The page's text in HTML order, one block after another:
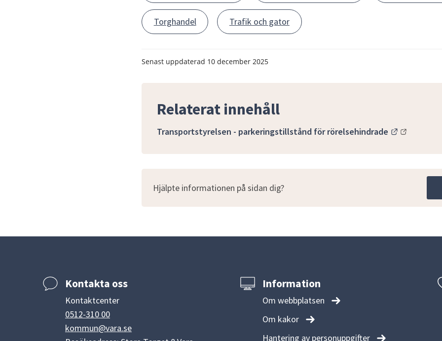
Torghandel Trafik och gator
Senast uppdaterad 10 december 2025
Relaterat innehåll
Transportstyrelsen - parkeringstillstånd för rörelsehindrade Länk till
Hjälpte informationen på sidan dig?
Kontakta oss
Kontaktcenter
0512-310 00
kommun@vara.se
Information
Om webbplatsen
Om kakor
Hantering av personuppgifter